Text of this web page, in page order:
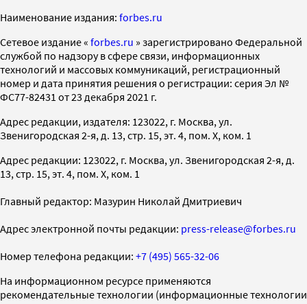
Наименование издания: forbes.ru
Cетевое издание « forbes.ru » зарегистрировано Федеральной
службой по надзору в сфере связи, информационных
технологий и массовых коммуникаций, регистрационный
номер и дата принятия решения о регистрации: серия Эл №
ФС77-82431 от 23 декабря 2021 г.
Адрес редакции, издателя: 123022, г. Москва, ул.
Звенигородская 2-я, д. 13, стр. 15, эт. 4, пом. X, ком. 1
Адрес редакции: 123022, г. Москва, ул. Звенигородская 2-я, д.
13, стр. 15, эт. 4, пом. X, ком. 1
Главный редактор: Мазурин Николай Дмитриевич
Адрес электронной почты редакции: press-release@forbes.ru
Номер телефона редакции: +7 (495) 565-32-06
На информационном ресурсе применяются
рекомендательные технологии (информационные технологии